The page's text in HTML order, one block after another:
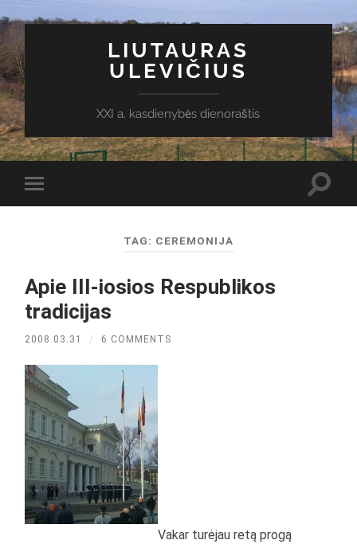
LIUTAURAS
ULEVIČIUS
XXI a. kasdienybės dienoraštis
Toggle
mobile
TAG: CEREMONIJA
Apie III-iosios Respublikos
tradicijas
2008.03.31 / 6 COMMENTS
Vakar turėjau retą progą